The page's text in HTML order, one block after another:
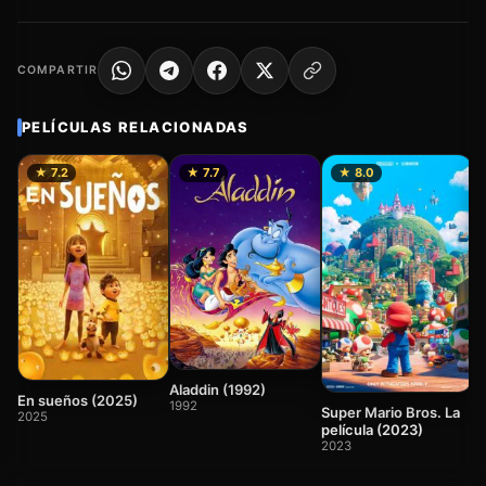
COMPARTIR
PELÍCULAS RELACIONADAS
★ 7.2
En sueños (2025)
2025
★ 7.7
Aladdin (1992)
1992
★ 8.0
Super Mario Bros. La
película (2023)
2023